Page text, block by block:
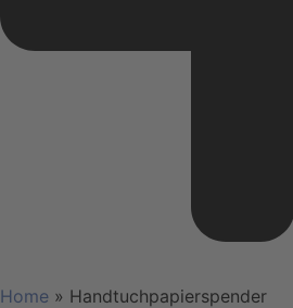
Home » Handtuchpapierspender